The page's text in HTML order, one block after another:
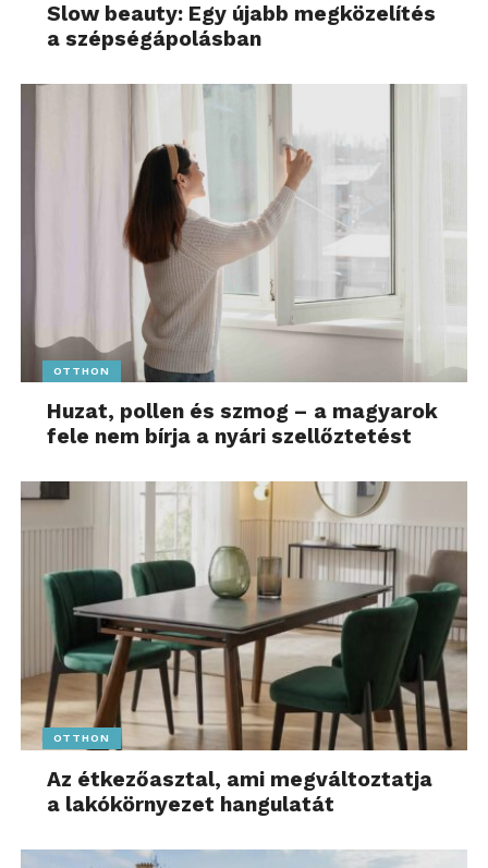
Slow beauty: Egy újabb megközelítés
a szépségápolásban
OTTHON
Huzat, pollen és szmog – a magyarok
fele nem bírja a nyári szellőztetést
OTTHON
Az étkezőasztal, ami megváltoztatja
a lakókörnyezet hangulatát